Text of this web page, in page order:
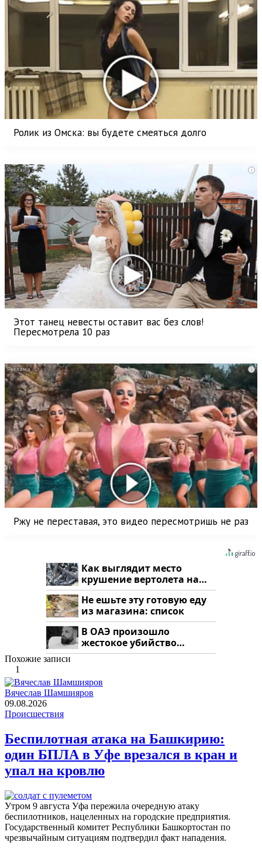
Ролик из Омска: вы будете смеяться долго
i
Этот танец невесты оставит вас без слов!
Пересмотрела 10 раз
i
Ржу не переставая, это видео пересмотришь не раз
Как выглядит место
крушение вертолета на
Кавказе: смотреть
Не ешьте эту готовую еду
из магазина: список
В ОАЭ произошло
жестокое убийство
криптомиллионера
Похожие записи
1
Вячеслав Шамшияров
09.08.2026
Происшествия
Беспилотная атака на Башкирию:
один БПЛА в Уфе врезался в кран и
упал на кровлю
Утром 9 августа Уфа пережила очередную атаку
беспилотников, нацеленных на городские предприятия.
Государственный комитет Республики Башкортостан по
чрезвычайным ситуациям подтвердил факт нападения.